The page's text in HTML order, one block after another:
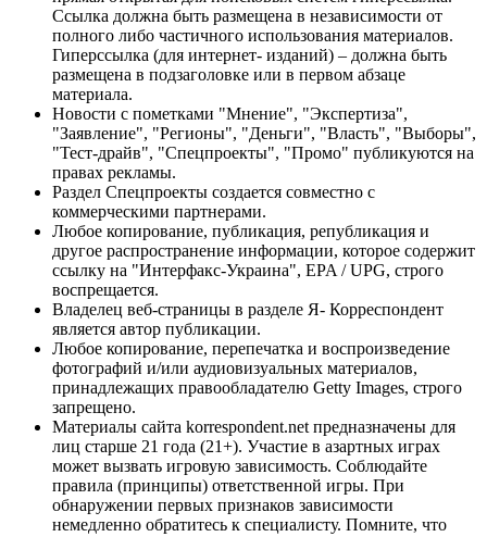
Ссылка должна быть размещена в независимости от
полного либо частичного использования материалов.
Гиперссылка (для интернет- изданий) – должна быть
размещена в подзаголовке или в первом абзаце
материала.
Новости с пометками "Мнение", "Экспертиза",
"Заявление", "Регионы", "Деньги", "Власть", "Выборы",
"Тест-драйв", "Спецпроекты", "Промо" публикуются на
правах рекламы.
Раздел Спецпроекты создается совместно с
коммерческими партнерами.
Любое копирование, публикация, републикация и
другое распространение информации, которое содержит
ссылку на "Интерфакс-Украина", EPA / UPG, строго
воспрещается.
Владелец веб-страницы в разделе Я- Корреспондент
является автор публикации.
Любое копирование, перепечатка и воспроизведение
фотографий и/или аудиовизуальных материалов,
принадлежащих правообладателю Getty Images, строго
запрещено.
Материалы сайта korrespondent.net предназначены для
лиц старше 21 года (21+). Участие в азартных играх
может вызвать игровую зависимость. Соблюдайте
правила (принципы) ответственной игры. При
обнаружении первых признаков зависимости
немедленно обратитесь к специалисту. Помните, что